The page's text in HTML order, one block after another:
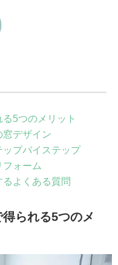
5つのメリット
窓デザイン
プバイステップ
ォーム
よくある質問
られる5つのメ